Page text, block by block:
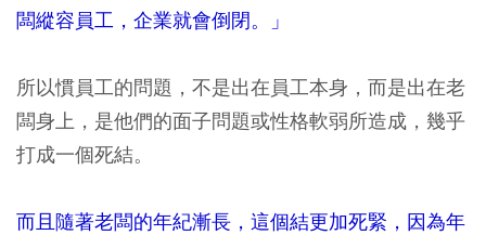
闆縱容員工，企業就會倒閉。」
所以慣員工的問題，不是出在員工本身，而是出在老
闆身上，是他們的面子問題或性格軟弱所造成，幾乎
打成一個死結。
而且隨著老闆的年紀漸長，這個結更加死緊，因為年